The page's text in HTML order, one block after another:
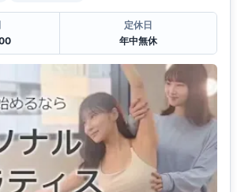
定休日
年中無休